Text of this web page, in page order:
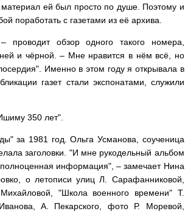
материал ей был просто по душе. Поэтому и
поработать с газетами из её архива.
обзор одного такого номера,
и чёрной. – Мне нравится в нём всё, но
Именно в этом году я открывала в
газет стали экспонатами, служили
350 лет".
за 1981 год. Ольга Усманова, соученица
заголовки. "И мне рукодельный альбом
информация", – замечает Нина
о летописи улиц Л. Сарафанниковой,
"Школа военного времени" Т.
А. Пекарского, фото Р. Моревой,